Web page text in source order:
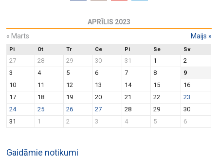
APRĪLIS 2023
« Marts Maijs »
Pi Ot Tr Ce Pi Se Sv
27 28 29 30 31 1
2
3
4 5 6 7 8
9
10
11 12 13 14 15
16
17
18 19 20 21 22
23
24
25 26 27 28 29
30
31
1 2 3 4 5 6
Gaidāmie notikumi